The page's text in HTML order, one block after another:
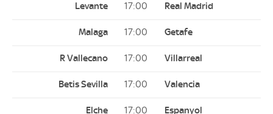
17:00
17:00
17:00
17:00
17:00